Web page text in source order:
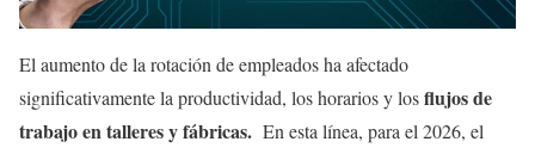
El aumento de la rotación de empleados ha afectado
significativamente la productividad, los horarios y losflujos de
trabajo en talleres y fábricas. En esta línea, para el 2026, el